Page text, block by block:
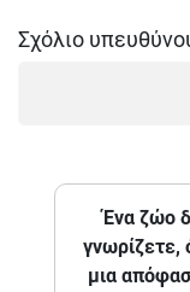
Σχόλιο
Ένα ζώο
γνωρίζετε,
μια